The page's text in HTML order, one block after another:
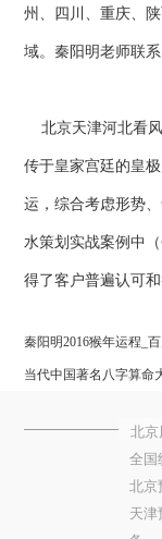
州、四川、重庆、
域。秦阳明老师联
北京天津河北看
传于皇家宫廷的皇
运，综合考虑形势
水策划实战案例中
得了客户普遍认可和
秦阳明2016猴年运程_
当代中国著名八字算命
北京
全国
北京
天津